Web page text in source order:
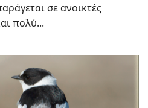
σε ανοικτές
πολύ...